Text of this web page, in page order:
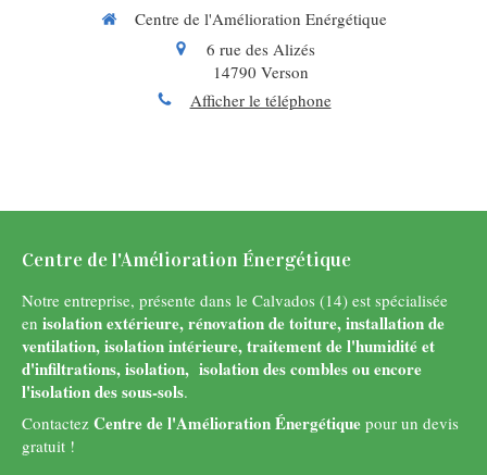
Centre de l'Amélioration Enérgétique
6 rue des Alizés
14790 Verson
Afficher le téléphone
Centre de l'Amélioration Énergétique
Notre entreprise, présente dans le Calvados (14) est spécialisée
en isolation extérieure, rénovation de toiture, installation de
ventilation, isolation intérieure, traitement de l'humidité et
d'infiltrations, isolation, isolation des comblesou encore
l'isolation des sous-sols.
Contactez Centre de l'Amélioration Énergétique pour un devis
gratuit !